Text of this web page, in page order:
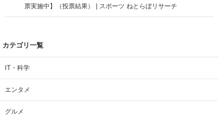
票実施中】（投票結果） | スポーツ ねとらぼリサーチ
カテゴリ一覧
IT・科学
エンタメ
グルメ